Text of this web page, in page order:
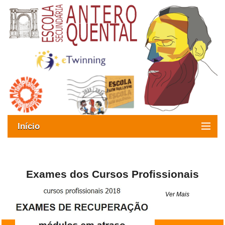
Início
Oferta formativa
Exames dos Cursos Profissionais
Ver Mais